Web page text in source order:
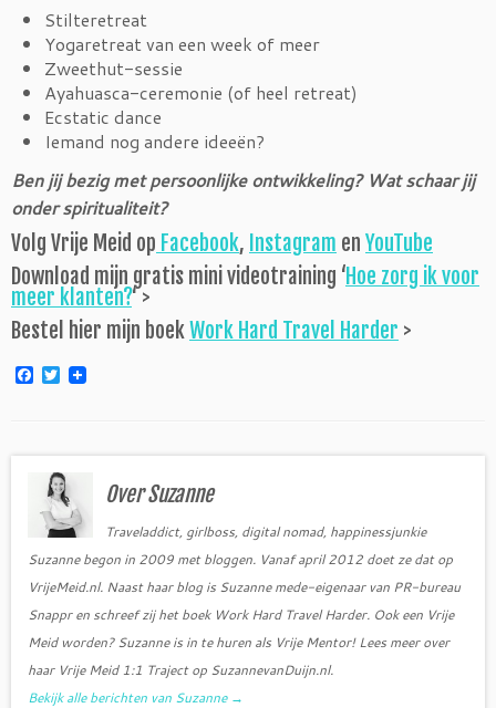
Stilteretreat
Yogaretreat van een week of meer
Zweethut-sessie
Ayahuasca-ceremonie (of heel retreat)
Ecstatic dance
Iemand nog andere ideeën?
Ben jij bezig met persoonlijke ontwikkeling? Wat schaar jij
onder spiritualiteit?
Volg Vrije Meid op Facebook, Instagram en YouTube
Download mijn gratis mini videotraining ‘Hoe zorg ik voor
meer klanten?‘ >
Bestel hier mijn boek Work Hard Travel Harder >
F
o
T
w
e
r
Over Suzanne
Traveladdict, girlboss, digital nomad, happinessjunkie
Suzanne begon in 2009 met bloggen. Vanaf april 2012 doet ze dat op
VrijeMeid.nl. Naast haar blog is Suzanne mede-eigenaar van PR-bureau
Snappr en schreef zij het boek Work Hard Travel Harder. Ook een Vrije
Meid worden? Suzanne is in te huren als Vrije Mentor! Lees meer over
haar Vrije Meid 1:1 Traject op SuzannevanDuijn.nl.
Bekijk alle berichten van Suzanne →